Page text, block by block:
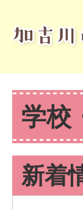
学校
新着